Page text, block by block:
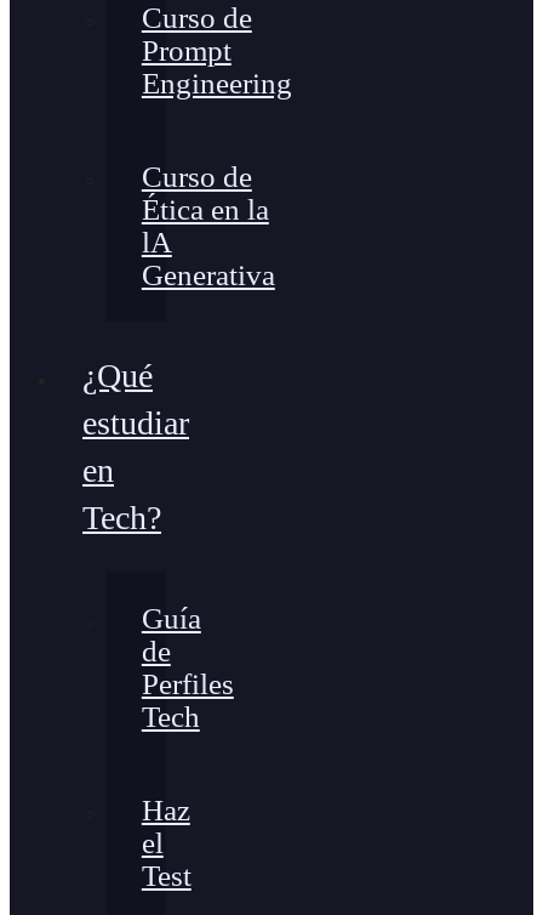
Curso de
Prompt
Engineering
Curso de
Ética en la
lA
Generativa
¿Qué
estudiar
en
Tech?
Guía
de
Perfiles
Tech
Haz
el
Test